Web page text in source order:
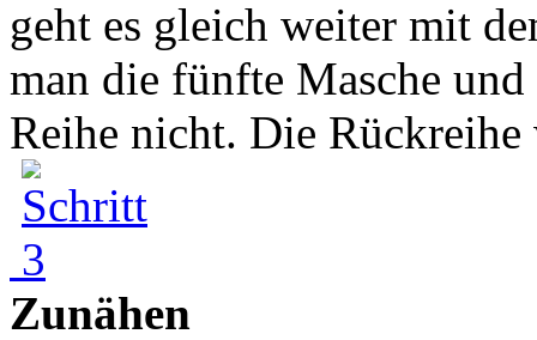
geht es gleich weiter mit
man die fünfte Masche
Reihe nicht. Die
Zunähen